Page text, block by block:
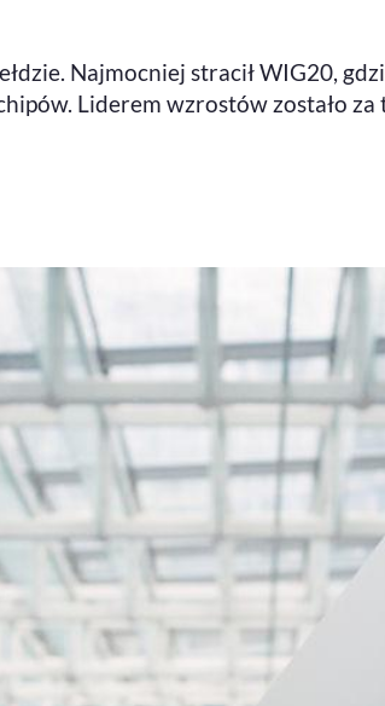
Najmocniej stracił WIG20,
Liderem wzrostów zostało za